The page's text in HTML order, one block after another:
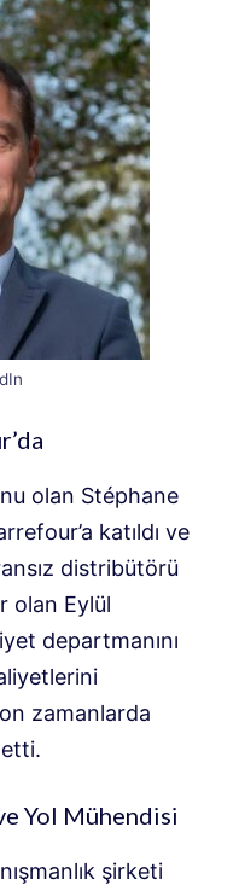
olan Stéphane
katıldı ve
distribütörü
olan Eylül
departmanını
zamanlarda
Yol Mühendisi
şirketi